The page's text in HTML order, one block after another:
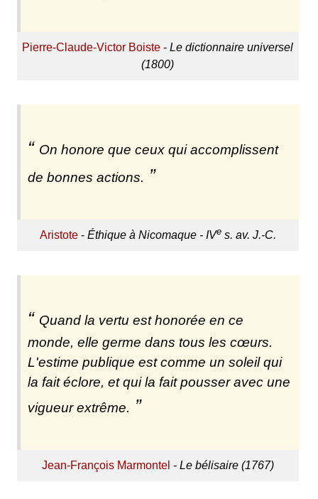
Pierre-Claude-Victor Boiste -Le dictionnaire universel
(1800)
On honore que ceux qui accomplissent
de bonnes actions.
Aristote- Éthique à Nicomaque - IVes. av. J.-C.
Quand la vertu est honorée en ce
monde, elle germe dans tous les cœurs.
L'estime publique est comme un soleil qui
la fait éclore, et qui la fait pousser avec une
vigueur extrême.
Jean-François Marmontel - Le bélisaire (1767)